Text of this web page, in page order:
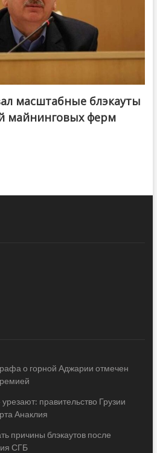
масштабные блэкауты
майнинговых ферм
о горной Аджарии отмечен
правительство Грузии
Анаклия
причины блэкаутов после
СГБ